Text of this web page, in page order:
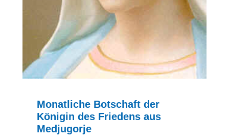
Monatliche Botschaft der
Königin des Friedens aus
Medjugorje